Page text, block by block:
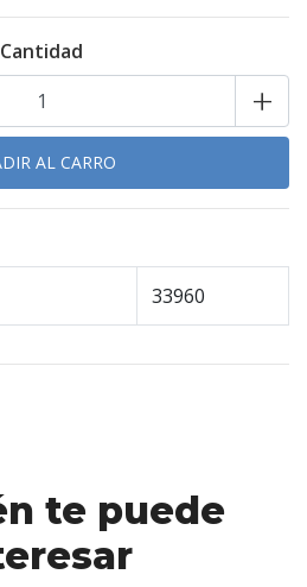
Cantidad
+
33960
te puede